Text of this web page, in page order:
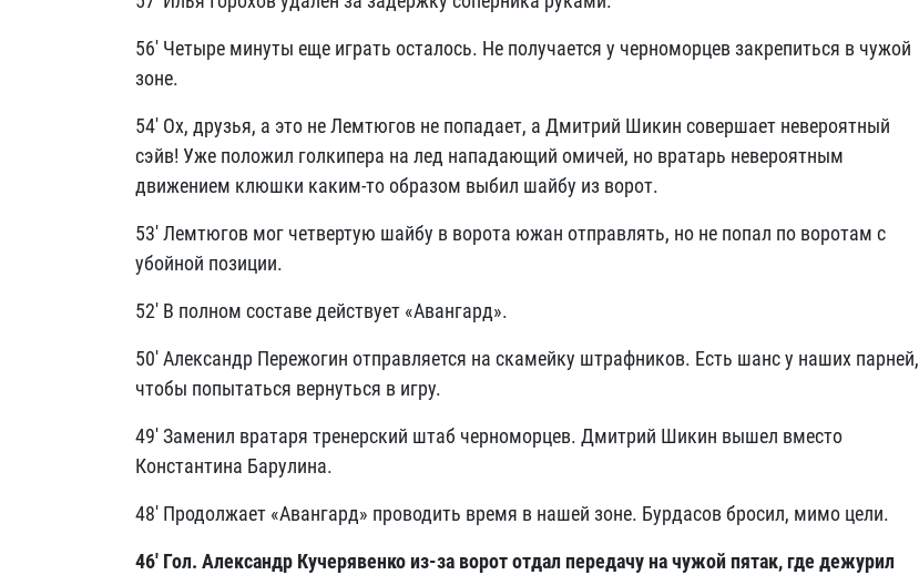
56' Четыре минуты еще играть осталось. Не получается у черноморцев закрепиться в чужой
зоне.
54' Ох, друзья, а это не Лемтюгов не попадает, а Дмитрий Шикин совершает невероятный
сэйв! Уже положил голкипера на лед нападающий омичей, но вратарь невероятным
движением клюшки каким-то образом выбил шайбу из ворот.
53' Лемтюгов мог четвертую шайбу в ворота южан отправлять, но не попал по воротам с
убойной позиции.
52' В полном составе действует «Авангард».
50' Александр Пережогин отправляется на скамейку штрафников. Есть шанс у наших парней,
чтобы попытаться вернуться в игру.
49' Заменил вратаря тренерский штаб черноморцев. Дмитрий Шикин вышел вместо
Константина Барулина.
48' Продолжает «Авангард» проводить время в нашей зоне. Бурдасов бросил, мимо цели.
46' Гол. Александр Кучерявенко из-за ворот отдал передачу на чужой пятак, где дежурил